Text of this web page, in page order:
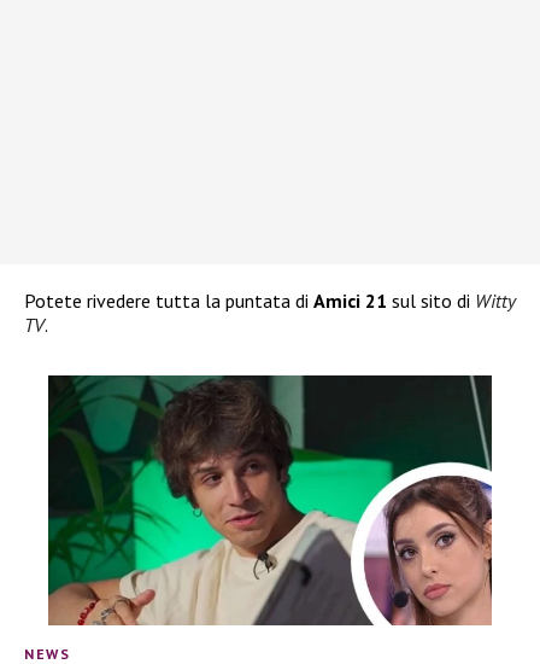
Potete rivedere tutta la puntata di Amici 21 sul sito di Witty
TV.
NEWS